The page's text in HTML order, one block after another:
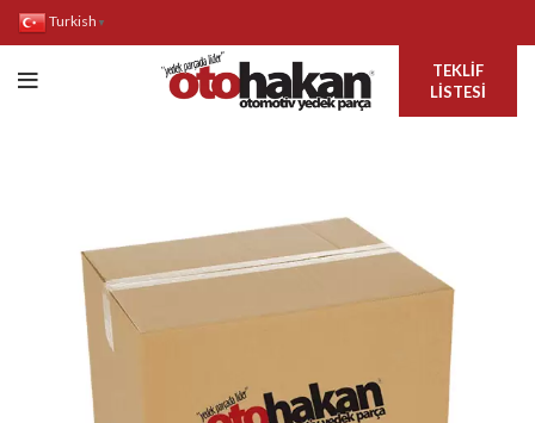
Turkish ▼
TEKLIF
LISTESI